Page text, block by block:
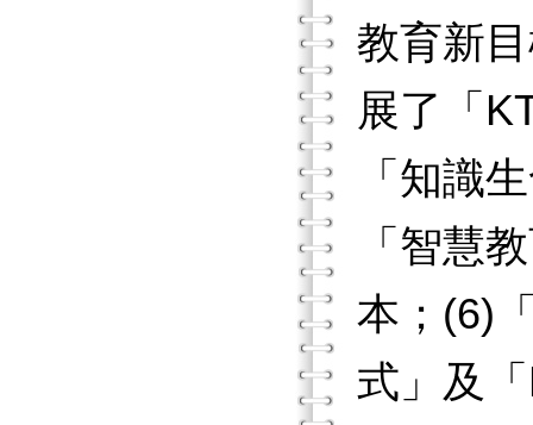
教育新
展了「
「知識
「智慧
本；(6)
式」及